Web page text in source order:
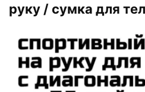
руку / сумка для